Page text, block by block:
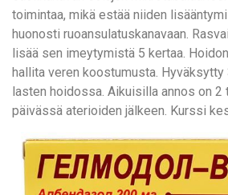
toimintaa, mikä estää niiden
huonosti ruoansulatuskanavaan.
lisää sen imeytymistä 5 kertaa.
hallita veren koostumusta.
lasten hoidossa. Aikuisilla annos on 2
päivässä aterioiden jälkeen. Kurssi